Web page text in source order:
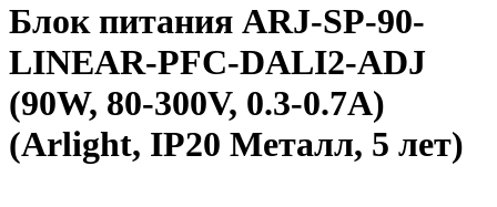
Блок питания ARJ-SP-90-
LINEAR-PFC-DALI2-ADJ
(90W, 80-300V, 0.3-0.7A)
(Arlight, IP20 Металл, 5 лет)